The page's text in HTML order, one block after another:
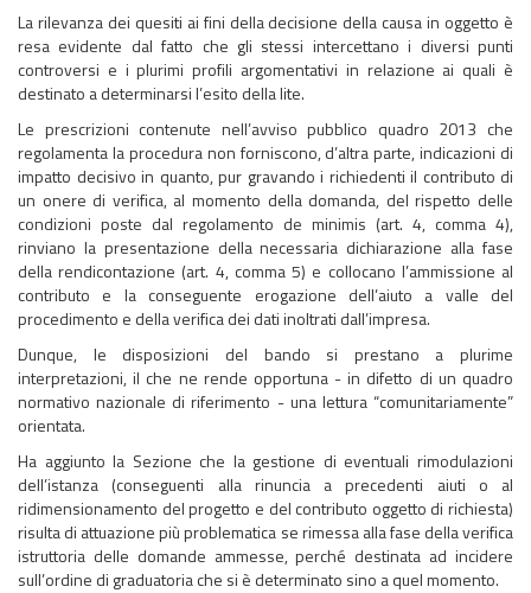
La rilevanza dei quesiti ai fini della decisione della causa in oggetto è
resa evidente dal fatto che gli stessi intercettano i diversi punti
controversi e i plurimi profili argomentativi in relazione ai quali è
destinato a determinarsi l’esito della lite.
Le prescrizioni contenute nell’avviso pubblico quadro 2013 che
regolamenta la procedura non forniscono, d’altra parte, indicazioni di
impatto decisivo in quanto, pur gravando i richiedenti il contributo di
un onere di verifica, al momento della domanda, del rispetto delle
condizioni poste dal regolamento de minimis (art. 4, comma 4),
rinviano la presentazione della necessaria dichiarazione alla fase
della rendicontazione (art. 4, comma 5) e collocano l’ammissione al
contributo e la conseguente erogazione dell’aiuto a valle del
procedimento e della verifica dei dati inoltrati dall’impresa.
Dunque, le disposizioni del bando si prestano a plurime
interpretazioni, il che ne rende opportuna - in difetto di un quadro
normativo nazionale di riferimento - una lettura “comunitariamente”
orientata.
Ha aggiunto la Sezione che la gestione di eventuali rimodulazioni
dell’istanza (conseguenti alla rinuncia a precedenti aiuti o al
ridimensionamento del progetto e del contributo oggetto di richiesta)
risulta di attuazione più problematica se rimessa alla fase della verifica
istruttoria delle domande ammesse, perché destinata ad incidere
sull’ordine di graduatoria che si è determinato sino a quel momento.